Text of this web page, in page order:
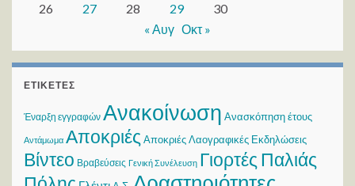
26
27 28 29
30
« Αυγ Οκτ »
ΕΤΙΚΈΤΕΣ
Έναρξη εγγραφών Ανακοίνωση Ανασκόπηση έτους
Αντάμωμα Αποκριές Αποκριές Λαογραφικές Εκδηλώσεις
Βίντεο Βραβεύσεις Γενική Συνέλευση Γιορτές Παλιάς